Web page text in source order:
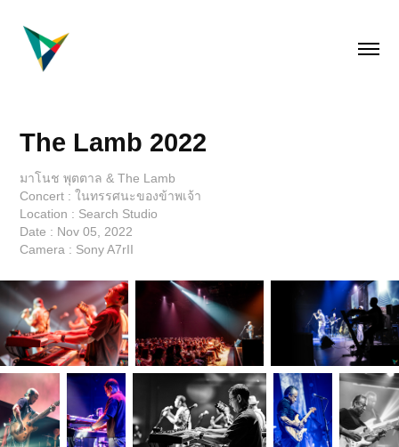
The Lamb 2022
มาโนช พุตตาล & The Lamb
Concert : ในทรรศนะของข้าพเจ้า
Location : Search Studio
Date : Nov 05, 2022
Camera : Sony A7rII